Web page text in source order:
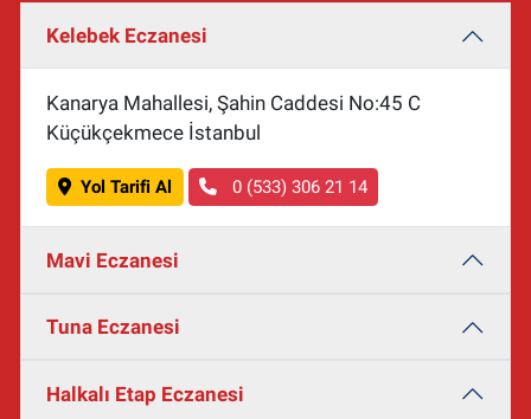
Kelebek Eczanesi
Kanarya Mahallesi, Şahin Caddesi No:45 C
Küçükçekmece İstanbul
Yol Tarifi Al 0 (533) 306 21 14
Mavi Eczanesi
Tuna Eczanesi
Halkalı Etap Eczanesi